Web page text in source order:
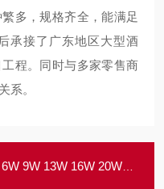
多，规格齐全，能满足
承接了广东地区大型酒
程。同时与多家零售商
系。
16W 20W飞利浦LED筒灯